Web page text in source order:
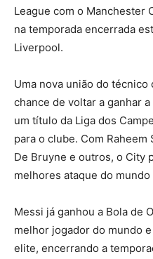
League com o Manchester
na temporada encerrada
Liverpool.
Uma nova união do técnico
chance de voltar a ganhar
um título da Liga dos
para o clube. Com
De Bruyne e outros, o City
melhores ataque do
Messi já ganhou a Bola de
melhor jogador do mundo
elite, encerrando a